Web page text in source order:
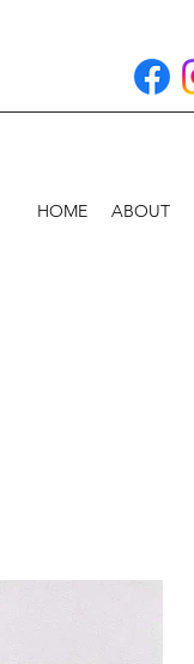
HOME ABOUT